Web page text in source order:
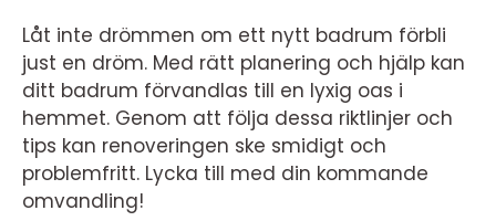
Låt inte drömmen om ett nytt badrum förbli
just en dröm. Med rätt planering och hjälp kan
ditt badrum förvandlas till en lyxig oas i
hemmet. Genom att följa dessa riktlinjer och
tips kan renoveringen ske smidigt och
problemfritt. Lycka till med din kommande
omvandling!